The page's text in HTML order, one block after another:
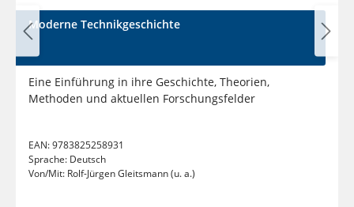
Moderne Technikgeschichte
Eine Einführung in ihre Geschichte, Theorien,
Methoden und aktuellen Forschungsfelder
EAN:9783825258931
Sprache: Deutsch
Von/Mit: Rolf-Jürgen Gleitsmann (u. a.)